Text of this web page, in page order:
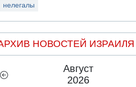
нелегалы
НОВОСТЕЙ ИЗРАИЛЯ
Август
2026